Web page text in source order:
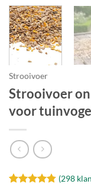
Strooivoer
Strooivoer
voor
(298